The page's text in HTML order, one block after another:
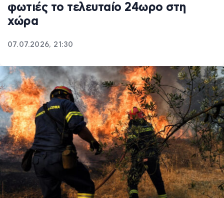
φωτιές το τελευταίο 24ωρο στη
χώρα
07.07.2026, 21:30